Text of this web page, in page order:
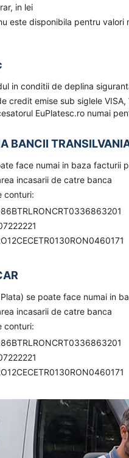
in lei
este disponibila pentru
in conditii de deplina
credit emise sub siglele
EuPlatesc.ro numai
BANCII
face numai in baza facturii
incasarii de catre banca
conturi:
se poate face numai in
incasarii de catre banca
conturi: